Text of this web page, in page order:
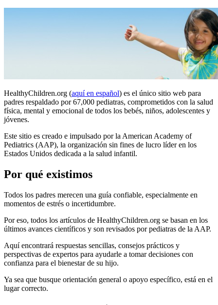
HealthyChildren.org (aquí en español) es el único sitio web para
padres respaldado por 67,000 pediatras, comprometidos con la salud
física, mental y emocional de todos los bebés, niños, adolescentes y
jóvenes.
Este sitio es creado e impulsado por la American Academy of
Pediatrics (AAP), la organización sin fines de lucro líder en los
Estados Unidos dedicada a la salud infantil.
Por qué existimos
Todos los padres merecen una guía confiable, especialmente en
momentos de estrés o incertidumbre.
Por eso, todos los artículos de HealthyChildren.org se basan en los
últimos avances científicos y son revisados por pediatras de la AAP.
Aquí encontrará respuestas sencillas, consejos prácticos y
perspectivas de expertos para ayudarle a tomar decisiones con
confianza para el bienestar de su hijo.
Ya sea que busque orientación general o apoyo específico, está en el
lugar correcto.